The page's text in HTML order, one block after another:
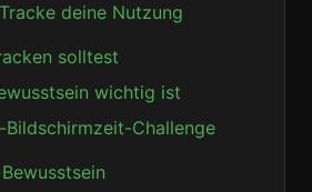
deine Nutzung
solltest
wichtig ist
Bildschirmzeit-Challenge